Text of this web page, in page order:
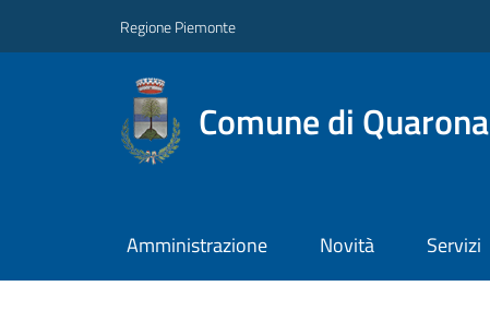
Regione Piemonte
Comune di Quarona
Amministrazione Novità Servizi